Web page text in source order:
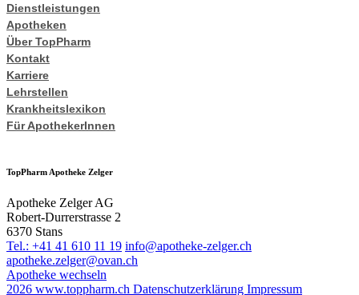
Dienstleistungen
Apotheken
Über TopPharm
Kontakt
Karriere
Lehrstellen
Krankheitslexikon
Für ApothekerInnen
TopPharm Apotheke Zelger
Apotheke Zelger AG
Robert-Durrerstrasse 2
6370 Stans
Tel.: +41 41 610 11 19 info@apotheke-zelger.ch
apotheke.zelger@ovan.ch
Apotheke wechseln
2026 www.toppharm.ch Datenschutzerklärung Impressum